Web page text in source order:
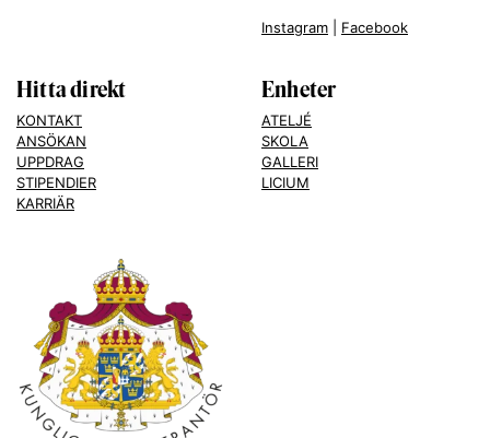
Instagram Facebook
Hitta direkt
KONTAKT
ANSÖKAN
UPPDRAG
STIPENDIER
KARRIÄR
Enheter
ATELJÉ
SKOLA
GALLERI
LICIUM